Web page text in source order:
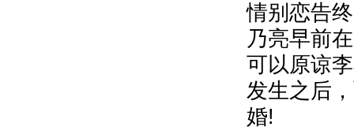
情别恋告
乃亮早前
可以原谅
发生之后
婚!